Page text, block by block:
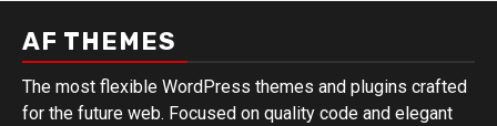
AF THEMES
The most flexible WordPress themes and plugins crafted
for the future web. Focused on quality code and elegant